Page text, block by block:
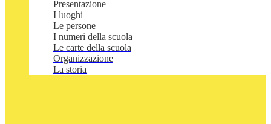
Presentazione
I luoghi
Le persone
I numeri della scuola
Le carte della scuola
Organizzazione
La storia